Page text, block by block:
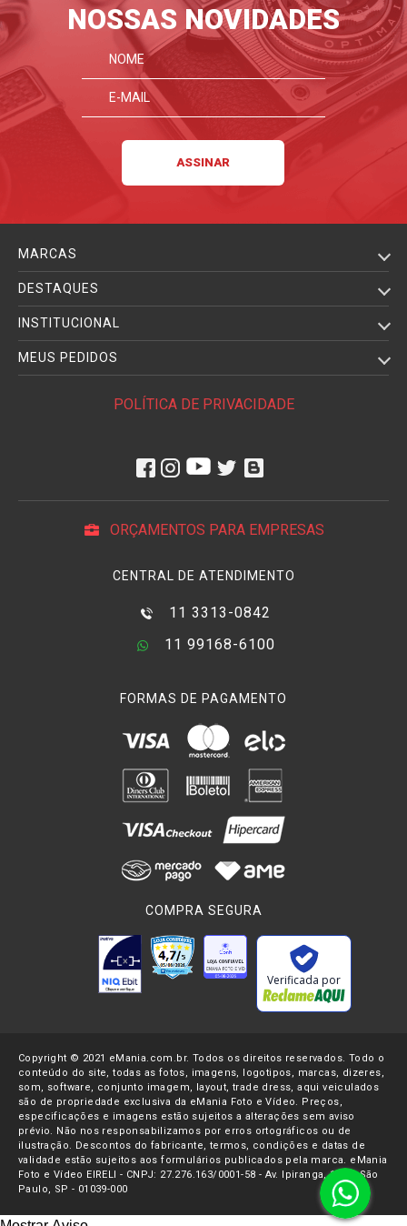
NOSSAS NOVIDADES
MARCAS
DESTAQUES
INSTITUCIONAL
MEUS PEDIDOS
POLÍTICA DE PRIVACIDADE
ORÇAMENTOS PARA EMPRESAS
CENTRAL DE ATENDIMENTO
11 3313-0842
11 99168-6100
FORMAS DE PAGAMENTO
COMPRA SEGURA
Verificada por
Copyright © 2021 eMania.com.br. Todos os direitos reservados. Todo o
conteúdo do site, todas as fotos, imagens, logotipos, marcas, dizeres,
som, software, conjunto imagem, layout, trade dress, aqui veiculados
são de propriedade exclusiva da eMania Foto e Vídeo. Preços,
especificações e imagens estão sujeitos a alterações sem aviso
prévio. Não nos responsabilizamos por erros ortográficos ou de
ilustração. Descontos do fabricante, termos, condições e datas de
validade estão sujeitos aos formulários publicados pela marca. eMania
Foto e Vídeo EIRELI - CNPJ: 27.276.163/0001-58 - Av. Ipiranga, 1107- São
Paulo, SP - 01039-000